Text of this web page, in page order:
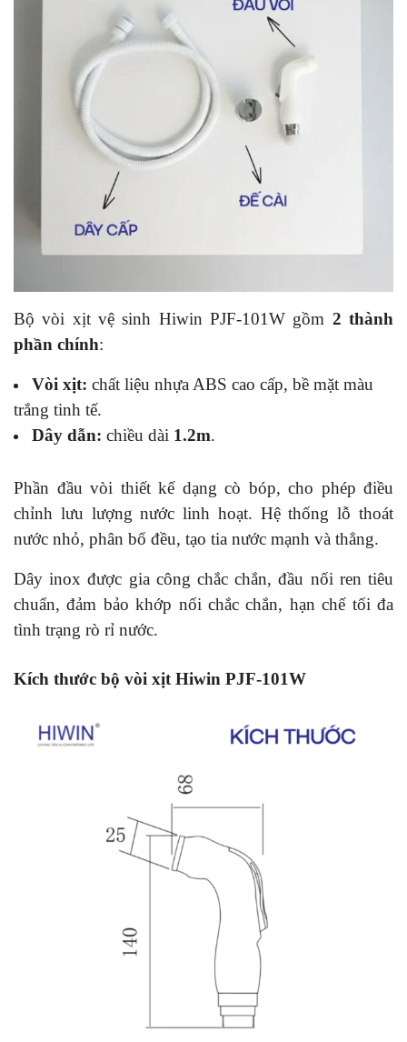
Bộ vòi xịt vệ sinh Hiwin PJF-101W gồm 2 thành
phần chính:
Vòi xịt: chất liệu nhựa ABS cao cấp, bề mặt màu
trắng tinh tế.
Dây dẫn: chiều dài 1.2m.
Phần đầu vòi thiết kế dạng cò bóp, cho phép điều
chỉnh lưu lượng nước linh hoạt. Hệ thống lỗ thoát
nước nhỏ, phân bổ đều, tạo tia nước mạnh và thẳng.
Dây inox được gia công chắc chắn, đầu nối ren tiêu
chuẩn, đảm bảo khớp nối chắc chắn, hạn chế tối đa
tình trạng rò rỉ nước.
Kích thước bộ vòi xịt Hiwin PJF-101W